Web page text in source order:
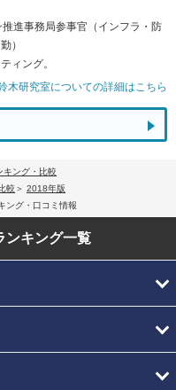
進事務局参事官（インフラ・防
）
ィング。
木研究室についての詳細はこちら
キング・比較
較
2018年版
ング・口コミ情報
ンキング一覧